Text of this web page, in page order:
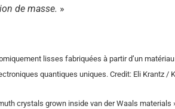
de masse. »
lisses fabriquées à partir d’un
quantiques uniques. Credit: Eli Krantz /
crystals grown inside van der Waals materials